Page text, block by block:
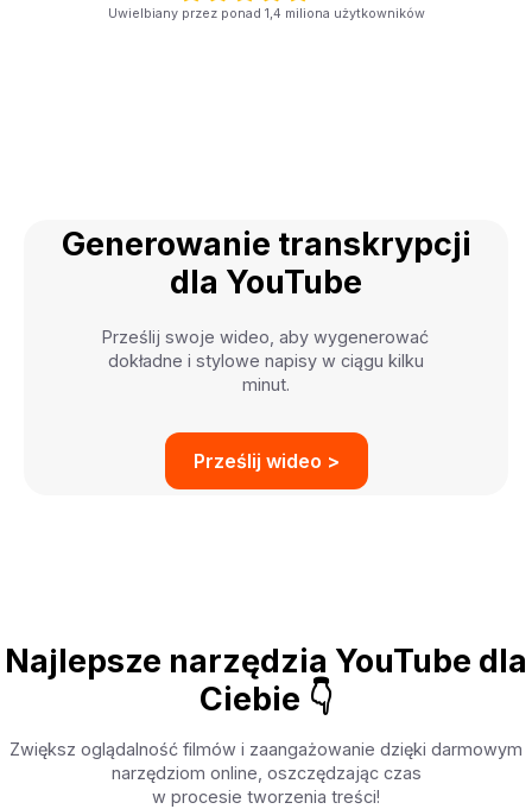
Uwielbiany przez ponad 1,4 miliona użytkowników
Generowanie transkrypcji
dla YouTube
Prześlij swoje wideo, aby wygenerować
dokładne i stylowe napisy w ciągu kilku
minut.
Prześlij wideo >
Najlepsze narzędzia YouTube dla
Ciebie 👇
Zwiększ oglądalność filmów i zaangażowanie dzięki darmowym
narzędziom online, oszczędzając czas
w procesie tworzenia treści!